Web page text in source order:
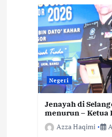
Negeri
Jenayah di
menurun – Ketua
Azza Haqimi